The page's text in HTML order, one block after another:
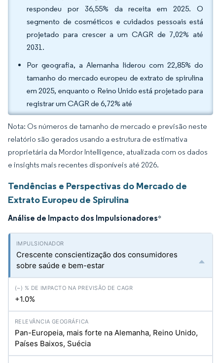
respondeu por 36,55% da receita em 2025. O
segmento de cosméticos e cuidados pessoais está
projetado para crescer a um CAGR de 7,02% até
2031.
Por geografia, a Alemanha liderou com 22,85% do
tamanho do mercado europeu de extrato de spirulina
em 2025, enquanto o Reino Unido está projetado para
registrar um CAGR de 6,72% até
Nota: Os números de tamanho de mercado e previsão neste
relatório são gerados usando a estrutura de estimativa
proprietária da Mordor Intelligence, atualizada com os dados
e insights mais recentes disponíveis até 2026.
Tendências e Perspectivas do Mercado de
Extrato Europeu de Spirulina
Análise de Impacto dos Impulsionadores*
Crescente conscientização dos consumidores
sobre saúde e bem-estar
+1.0%
Pan-Europeia, mais forte na Alemanha, Reino Unido,
Países Baixos, Suécia